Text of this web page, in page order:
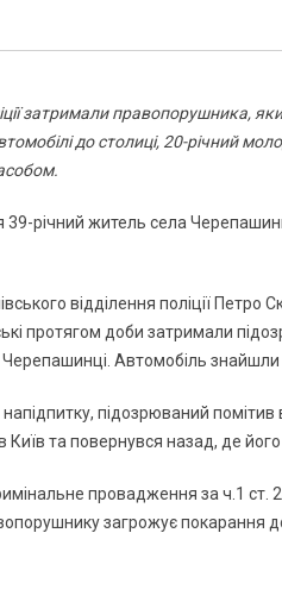
затримали правопорушника,
до столиці, 20-річний
39-річний житель села
відділення поліції Петро
протягом доби затримали
Автомобіль знайшли
підозрюваний
та повернувся назад, де його
провадження за ч.1 ст.
загрожує покарання